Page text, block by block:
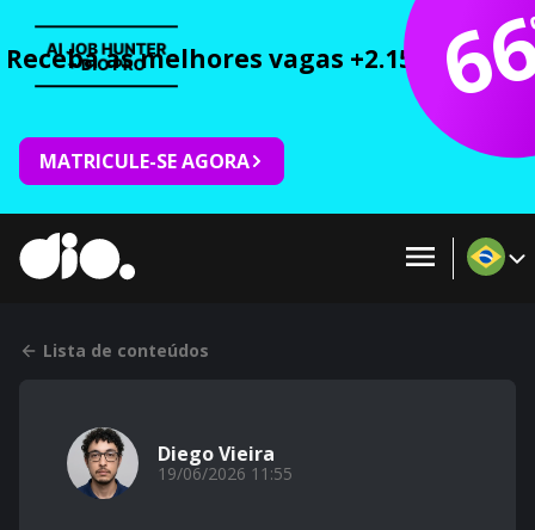
Receba as melhores vagas +2.150 cursos
MATRICULE-SE AGORA
Lista de conteúdos
Diego Vieira
19/06/2026 11:55